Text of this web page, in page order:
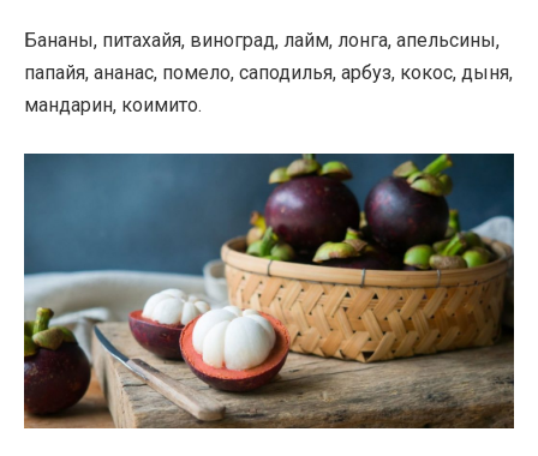
Бананы, питахайя, виноград, лайм, лонга, апельсины,
папайя, ананас, помело, саподилья, арбуз, кокос, дыня,
мандарин, коимито.